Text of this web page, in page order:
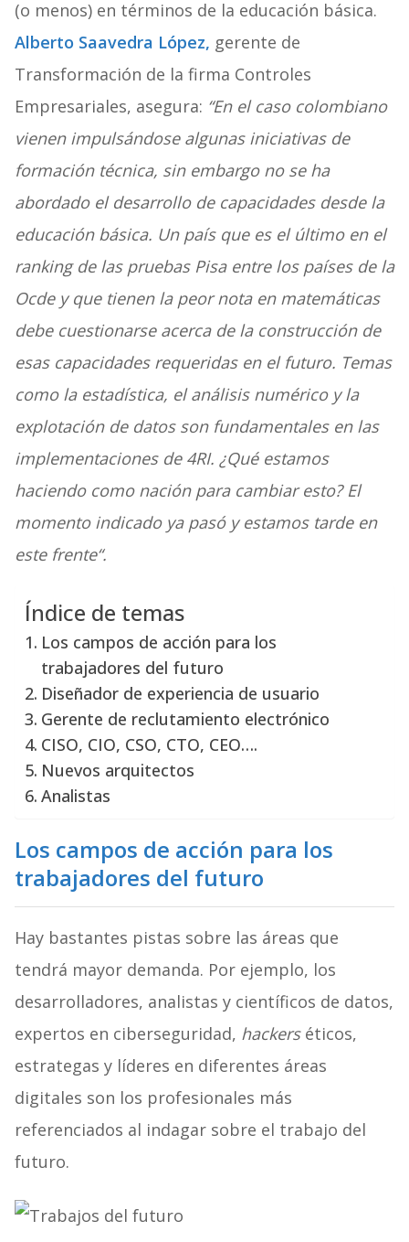
(o menos) en términos de la educación básica.
Alberto Saavedra López, gerente de
Transformación de la firma Controles
Empresariales, asegura: “En el caso colombiano
vienen impulsándose algunas iniciativas de
formación técnica, sin embargo no se ha
abordado el desarrollo de capacidades desde la
educación básica. Un país que es el último en el
ranking de las pruebas Pisa entre los países de la
Ocde y que tienen la peor nota en matemáticas
debe cuestionarse acerca de la construcción de
esas capacidades requeridas en el futuro. Temas
como la estadística, el análisis numérico y la
explotación de datos son fundamentales en las
implementaciones de 4RI. ¿Qué estamos
haciendo como nación para cambiar esto? El
momento indicado ya pasó y estamos tarde en
este frente“.
Índice de temas
Los campos de acción para los
trabajadores del futuro
Diseñador de experiencia de usuario
Gerente de reclutamiento electrónico
CISO, CIO, CSO, CTO, CEO….
Nuevos arquitectos
Analistas
Los campos de acción para los
trabajadores del futuro
Hay bastantes pistas sobre las áreas que
tendrá mayor demanda. Por ejemplo, los
desarrolladores, analistas y científicos de datos,
expertos en ciberseguridad, hackerséticos,
estrategas y líderes en diferentes áreas
digitales son los profesionales más
referenciados al indagar sobre el trabajo del
futuro.